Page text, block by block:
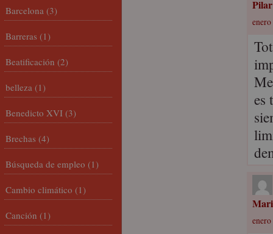
Pilar
es
Barcelona (3)
Barreras (1)
Beatificación (2)
belleza (1)
Benedicto XVI (3)
Brechas (4)
Búsqueda de empleo (1)
Cambio climático (1)
Canción (1)